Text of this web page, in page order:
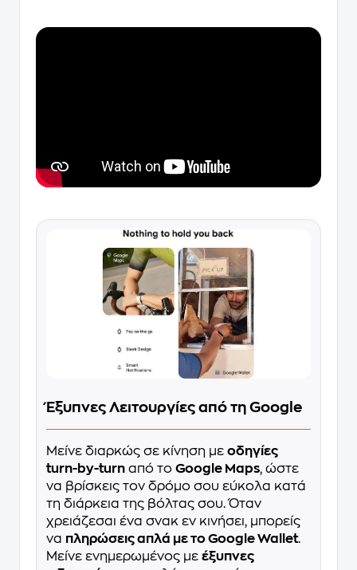
Έξυπνες Λειτουργίες από τη Google
Μείνε διαρκώς σε κίνηση με οδηγίες
turn-by-turn από το Google Maps, ώστε
να βρίσκεις τον δρόμο σου εύκολα κατά
τη διάρκεια της βόλτας σου. Όταν
χρειάζεσαι ένα σνακ εν κινήσει, μπορείς
να πληρώσεις απλά με το Google Wallet.
Μείνε ενημερωμένος με έξυπνες